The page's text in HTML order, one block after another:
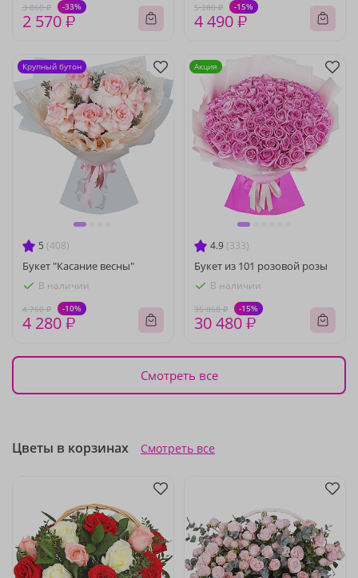
3 860 ₽ -33%
2 570 ₽
5 280 ₽ -15%
4 490 ₽
5 (408)
Букет "Касание весны"
В наличии
4 760 ₽ -10%
4 280 ₽
Крупный бутон
4.9 (333)
Букет из 101 розовой розы
В наличии
35 860 ₽ -15%
30 480 ₽
Акция
Смотреть все
Цветы в корзинах Смотреть все